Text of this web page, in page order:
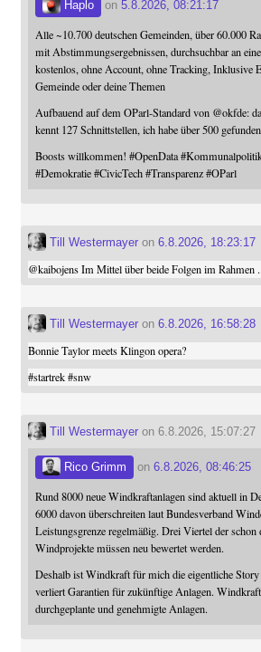
Haplo on 5.8.2026, 08:21:17
Alle ~10.700 deutschen Gemeinden, über 60.000
mit Abstimmungsergebnissen, durchsuchbar an
kostenlos, ohne Account, ohne Tracking, Inklusive
Gemeinde oder deine Themen
Aufbauend auf dem OParl-Standard von @okfde:
kennt 127 Schnittstellen, ich habe über 500
Boosts willkommen! #OpenData #
#Demokratie #CivicTech #Transparenz #OParl
Till Westermayeron 6.8.2026, 18:23:17
@kaibojensIm Mittel über beide Folgen im Rahmen
Till Westermayeron 6.8.2026, 16:58:28
Bonnie Taylor meets Klingon opera?
#startrek #snw
Till Westermayeron 6.8.2026, 15:07:27
Rico Grimm on 6.8.2026, 08:46:25
Rund 8000 neue Windkraftanlagen sind aktuell in
6000 davon überschreiten laut Bundesverband
Leistungsgrenze regelmäßig. Drei Viertel der schon
Windprojekte müssen neu bewertet werden.
Deshalb ist Windkraft für mich die eigentliche Story
verliert Garantien für zukünftige Anlagen.
durchgeplante und genehmigte Anlagen.